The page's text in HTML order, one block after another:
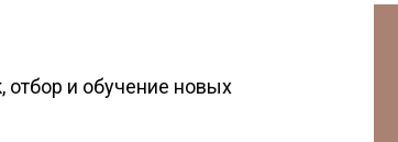
отбор и обучение новых